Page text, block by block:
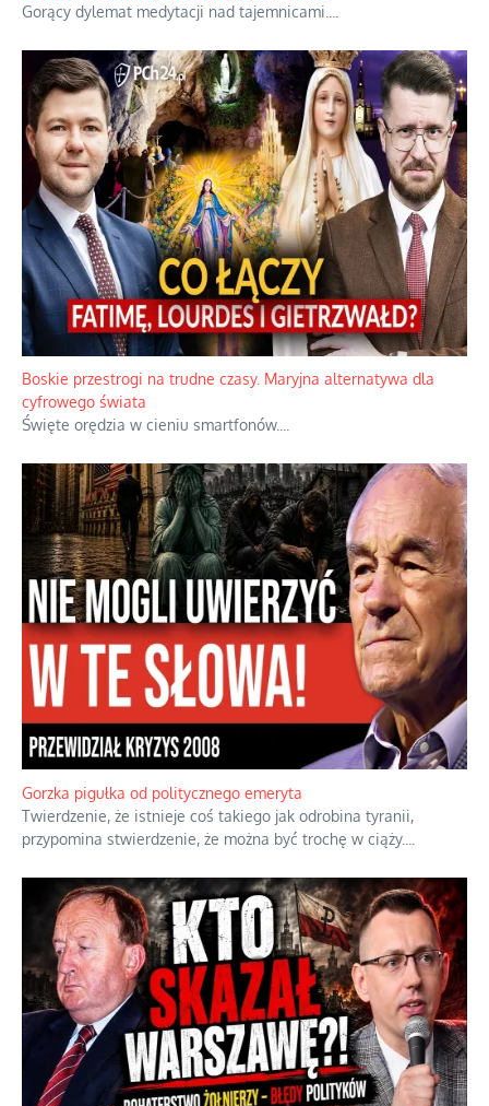
Gorący dylemat medytacji nad tajemnicami.
Boskie przestrogi na trudne czasy. Maryjna alternatywa dla
cyfrowego świata
Święte orędzia w cieniu smartfonów.
Gorzka pigułka od politycznego emeryta
Twierdzenie, że istnieje coś takiego jak odrobina tyranii,
przypomina stwierdzenie, że można być trochę w ciąży.